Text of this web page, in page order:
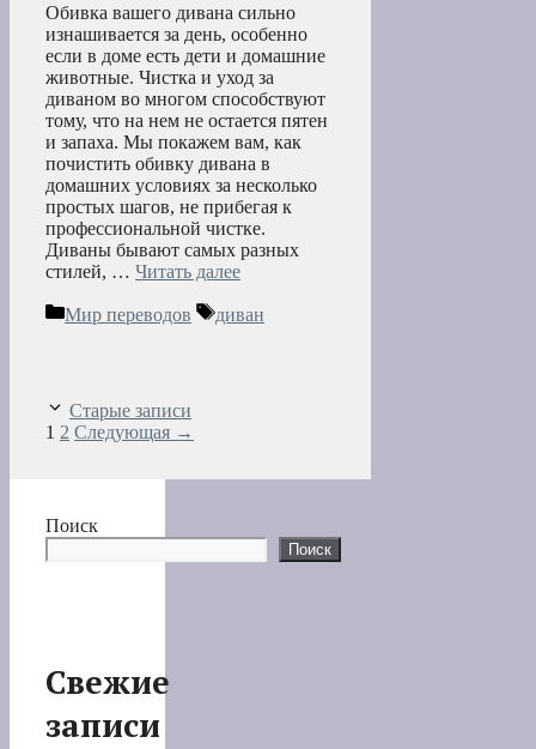
Обивка вашего дивана сильно
изнашивается за день, особенно
если в доме есть дети и домашние
животные. Чистка и уход за
диваном во многом способствуют
тому, что на нем не остается пятен
и запаха. Мы покажем вам, как
почистить обивку дивана в
домашних условиях за несколько
простых шагов, не прибегая к
профессиональной чистке.
Диваны бывают самых разных
стилей, … Читать далее
Рубрики
Мир переводов Метки
диван
Старые записи
Страница
1 Страница
2 Следующая →
Поиск
Поиск
Свежие
записи